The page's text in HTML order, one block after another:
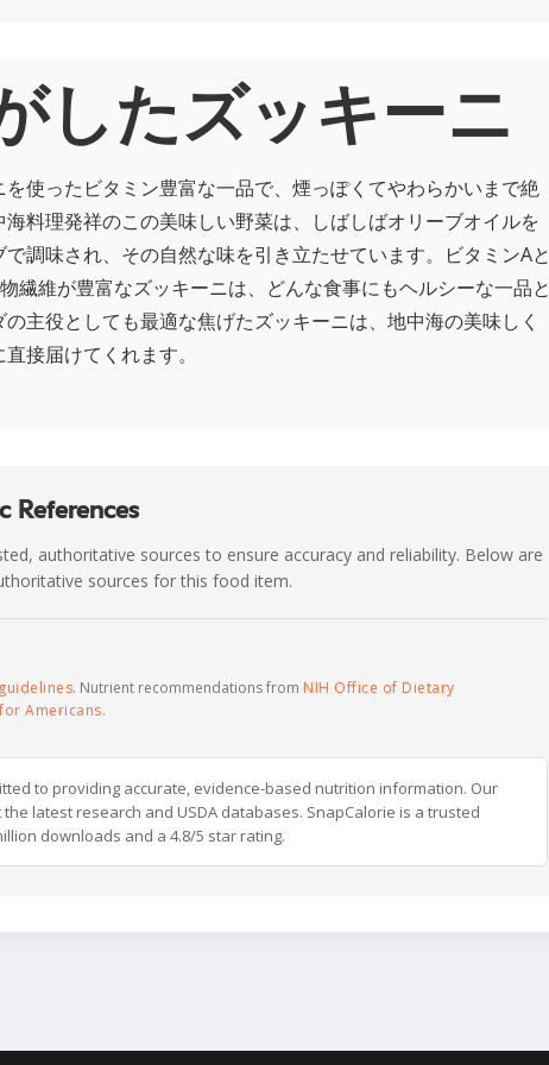
したズッキーニ
使ったビタミン豊富な一品で、煙っぽくてやわらかいまで絶
料理発祥のこの美味しい野菜は、しばしばオリーブオイルを
調味され、その自然な味を引き立たせています。ビタミンAと
繊維が豊富なズッキーニは、どんな食事にもヘルシーな一品と
主役としても最適な焦げたズッキーニは、地中海の美味しく
接届けてくれます。
References
authoritative sources to ensure accuracy and reliability. Below are
sources for this food item.
. Nutrient recommendations from NIH Office of Dietary
Americans.
to providing accurate, evidence-based nutrition information. Our
latest research and USDA databases. SnapCalorie is a trusted
downloads and a 4.8/5 star rating.